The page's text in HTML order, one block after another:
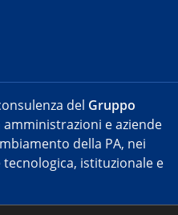
del Gruppo
amministrazioni e aziende
della PA, nei
istituzionale e